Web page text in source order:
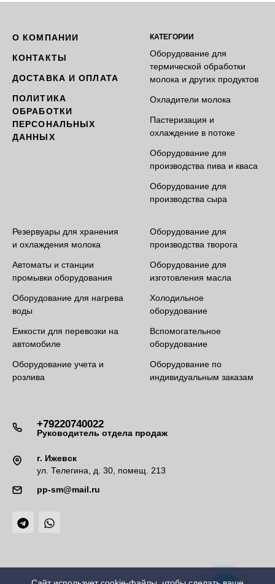
О КОМПАНИИ
КОНТАКТЫ
ДОСТАВКА И ОПЛАТА
ПОЛИТИКА
ОБРАБОТКИ
ПЕРСОНАЛЬНЫХ
ДАННЫХ
КАТЕГОРИИ
Оборудование для
термической обработки
молока и других продуктов
Охладители молока
Пастеризация и
охлаждение в потоке
Оборудование для
производства пива и кваса
Оборудование для
производства сыра
Резервуары для хранения
и охлаждения молока
Автоматы и станции
промывки оборудования
Оборудование для нагрева
воды
Емкости для перевозки на
автомобиле
Оборудование учета и
розлива
Оборудование для
производства творога
Оборудование для
изготовления масла
Холодильное
оборудование
Вспомогательное
оборудование
Оборудование по
индивидуальным заказам
+79220740022
Руководитель отдела продаж
г. Ижевск
ул. Телегина, д. 30, помещ. 213
pp-sm@mail.ru